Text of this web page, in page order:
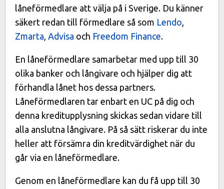
låneförmedlare att välja på i Sverige. Du känner
säkert redan till förmedlare så som Lendo,
Zmarta,Advisa och Freedom Finance.
En låneförmedlare samarbetar med upp till 30
olika banker och långivare och hjälper dig att
förhandla lånet hos dessa partners.
Låneförmedlaren tar enbart en UC på dig och
denna kreditupplysning skickas sedan vidare till
alla anslutna långivare. På så sätt riskerar du inte
heller att försämra din kreditvärdighet när du
går via en låneförmedlare.
Genom en låneförmedlare kan du få upp till 30